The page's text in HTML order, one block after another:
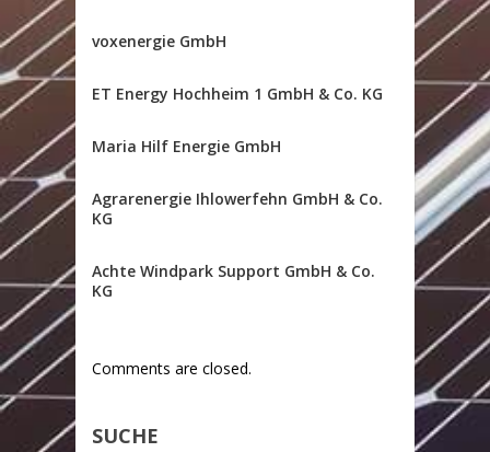
voxenergie GmbH
ET Energy Hochheim 1 GmbH & Co. KG
Maria Hilf Energie GmbH
Agrarenergie Ihlowerfehn GmbH & Co.
KG
Achte Windpark Support GmbH & Co.
KG
Comments are closed.
SUCHE